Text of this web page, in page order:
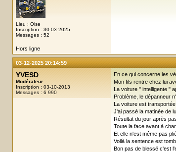
Lieu : Oise
Inscription : 30-03-2025
Messages : 52
Hors ligne
03-12-2025 20:14:59
YVESD
Modérateur
Inscription : 03-10-2013
Messages : 6 990
En ce qui concerne les
Mon fils rentre chez lui
La voiture " intelligente "
Problème, le dépanneur
La voiture est
J'ai passé la matinée de
Résultat du jour après
Toute la face avant à
Et elle n'est même pas
Voilà la sentence est
Bon pas de blessé c'est